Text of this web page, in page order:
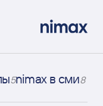
5nimax в сми8